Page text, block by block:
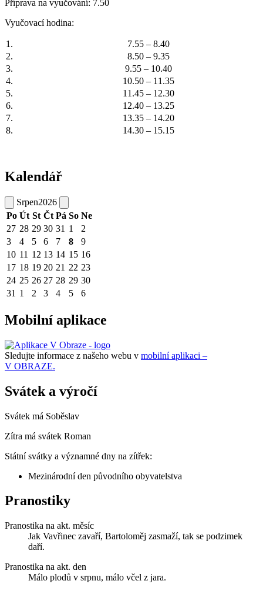
Příprava na vyučování: 7.50
Vyučovací hodina:
1.
7.55 – 8.40
2.
8.50 – 9.35
3.
9.55 – 10.40
4.
10.50 – 11.35
5.
11.45 – 12.30
6.
12.40 – 13.25
7.
13.35 – 14.20
8.
14.30 – 15.15
Kalendář
Srpen2026
Po Út St Čt Pá So Ne
27 28 29 30 31 1
2
3
4 5 6 7 8
9
10 11 12 13 14 15 16
17 18 19 20 21 22 23
24 25 26 27 28 29 30
31 1 2 3 4 5 6
Mobilní aplikace
Sledujte informace z našeho webu v mobilní aplikaci –
V OBRAZE.
Svátek a výročí
Svátek má Soběslav
Zítra má svátek Roman
Státní svátky a významné dny na zítřek:
Mezinárodní den původního obyvatelstva
Pranostiky
Pranostika na akt. měsíc
Jak Vavřinec zavaří, Bartoloměj zasmaží, tak se podzimek
daří.
Pranostika na akt. den
Málo plodů v srpnu, málo včel z jara.